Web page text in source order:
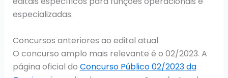
especializadas.
Concursos anteriores ao edital atual
O concurso amplo mais relevante é o 02/2023. A
página oficial do Concurso Público 02/2023 da